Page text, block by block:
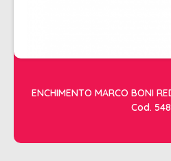
ENCHIMENTO MARCO BONI
Cod.